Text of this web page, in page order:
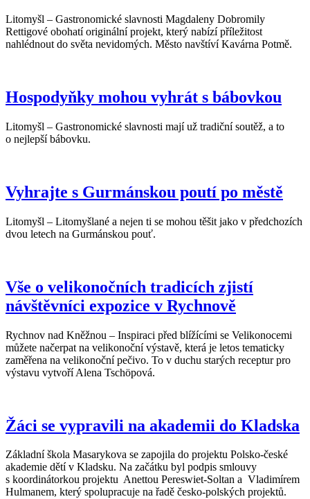
Litomyšl – Gastronomické slavnosti Magdaleny Dobromily
Rettigové obohatí originální projekt, který nabízí příležitost
nahlédnout do světa nevidomých. Město navštíví Kavárna Potmě.
Hospodyňky mohou vyhrát s bábovkou
Litomyšl – Gastronomické slavnosti mají už tradiční soutěž, a to
o nejlepší bábovku.
Vyhrajte s Gurmánskou poutí po městě
Litomyšl – Litomyšlané a nejen ti se mohou těšit jako v předchozích
dvou letech na Gurmánskou pouť.
Vše o velikonočních tradicích zjistí
návštěvníci expozice v Rychnově
Rychnov nad Kněžnou – Inspiraci před blížícími se Velikonocemi
můžete načerpat na velikonoční výstavě, která je letos tematicky
zaměřena na velikonoční pečivo. To v duchu starých receptur pro
výstavu vytvoří Alena Tschöpová.
Žáci se vypravili na akademii do Kladska
Základní škola Masarykova se zapojila do projektu Polsko-české
akademie dětí v Kladsku. Na začátku byl podpis smlouvy
s koordinátorkou projektu Anettou Pereswiet-Soltan a Vladimírem
Hulmanem, který spolupracuje na řadě česko-polských projektů.